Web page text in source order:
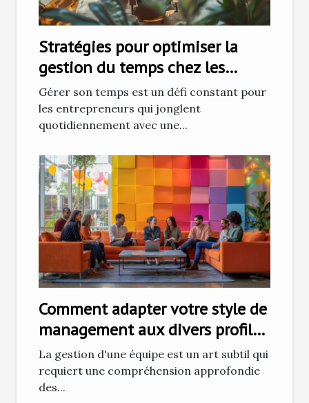
Stratégies pour optimiser la
gestion du temps chez les
entrepreneurs
Gérer son temps est un défi constant pour
les entrepreneurs qui jonglent
quotidiennement avec une...
Comment adapter votre style de
management aux divers profils
d'équipe
La gestion d'une équipe est un art subtil qui
requiert une compréhension approfondie
des...